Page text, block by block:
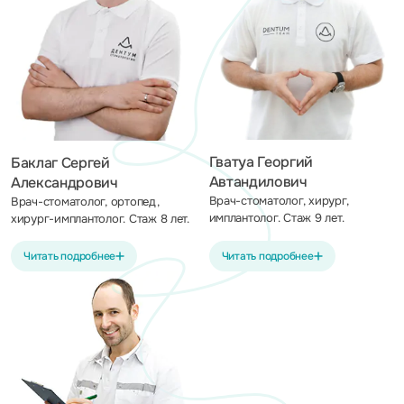
Баклаг Сергей
Александрович
Врач-стоматолог, ортопед,
хирург-имплантолог. Стаж 8 лет.
Читать подробнее
Гватуа Георгий
Автандилович
Врач-стоматолог, хирург,
имплантолог. Стаж 9 лет.
Читать подробнее